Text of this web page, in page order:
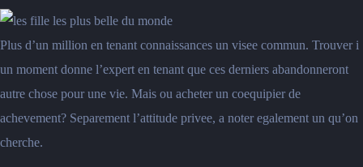
Plus d’un million en tenant connaissances un visee commun. Trouver i
un moment donne l’expert en tenant que ces derniers abandonneront
autre chose pour une vie. Mais ou acheter un coequipier de
achevement?Separement l’attitude privee, a noter egalement un qu’on
cherche.